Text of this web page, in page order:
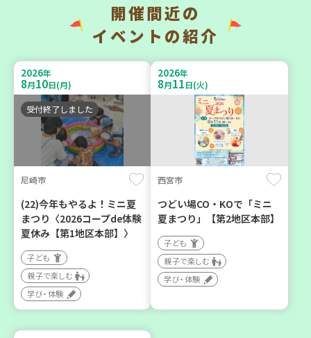
デニングで暮らしに癒しを
～ ＜デモ講座＞
大人向け
学び・体験
トック ～いつもの食材で備
えよう～
大人向け
平和・防災
2026年
8月1日(土)
明石市
2026年８月度 「子育てひ
ら高砂エリア～ 【第6地
2026年
10月31
神戸市西区
開催間近の
イベントの紹介
2026年
8月10日(月)
受付終了しました
尼崎市
(22)今年もやるよ！ミニ夏
まつり〈2026コープde体験
夏休み【第1地区本部】〉
子ども
親子で楽しむ
学び・体験
2026年
8月11日(火)
西宮市
つどい場CO・KOで「ミニ
夏まつり」【第2地区本部】
子ども
親子で楽しむ
学び・体験